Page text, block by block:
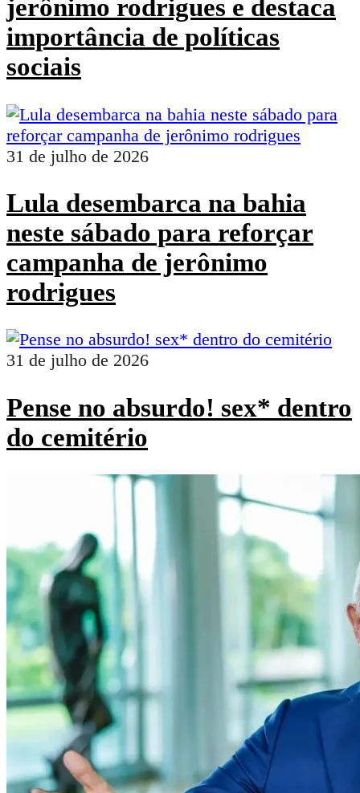
jerônimo rodrigues e destaca
importância de políticas
sociais
31 de julho de 2026
Lula desembarca na bahia
neste sábado para reforçar
campanha de jerônimo
rodrigues
31 de julho de 2026
Pense no absurdo! sex* dentro
do cemitério